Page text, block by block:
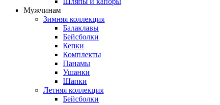
Мужчинам
Зимняя коллекция
Балаклавы
Бейсболки
Кепки
Комплекты
Панамы
Ушанки
Шапки
Летняя коллекция
Бейсболки